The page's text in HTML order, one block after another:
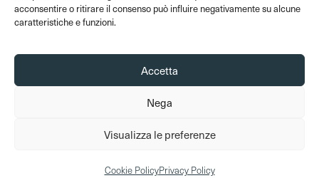
acconsentire o ritirare il consenso può influire negativamente su alcune
caratteristiche e funzioni.
Accetta
Nega
Visualizza le preferenze
Cookie PolicyPrivacy Policy
© 2026 Musei del Bargello. Tutti i diritti sono riservati
Amministrazione trasparente
Cookie Policy
Crediti